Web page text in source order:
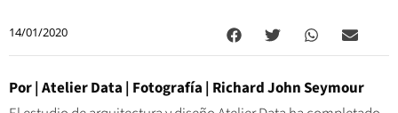
14/01/2020
Por | Atelier Data | Fotografía | Richard John Seymour